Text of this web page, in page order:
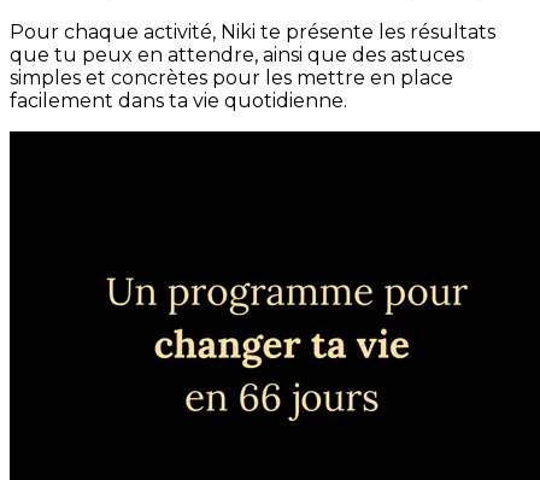
Pour chaque activité, Niki te présente les résultats
que tu peux en attendre, ainsi que des astuces
simples et concrètes pour les mettre en place
facilement dans ta vie quotidienne.